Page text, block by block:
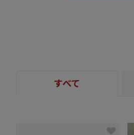
すべて